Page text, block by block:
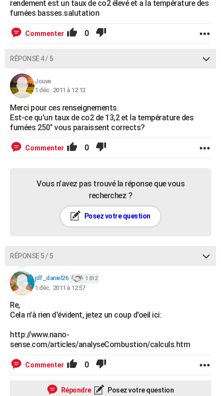
rendement est un taux de co2 élevé et a la température des
fumées basses.salutation
Commenter 0
RÉPONSE 4 / 5
Jouve
1 déc. 2011 à 12:13
Merci pour ces renseignements.
Est-ce qu'un taux de co2 de 13,2 et la température des
fumées 250° vous paraissent corrects?
Commenter 0
Vous n’avez pas trouvé la réponse que vous
recherchez ?
Posez votre question
RÉPONSE 5 / 5
jdf_daniel26 1 812
1 déc. 2011 à 12:57
Re,
Cela n'à rien d'évident, jetez un coup d'oeil ici:
http://www.nano-
sense.com/articles/analyseCombustion/calculs.htm
Commenter 0
Répondre Posez votre question